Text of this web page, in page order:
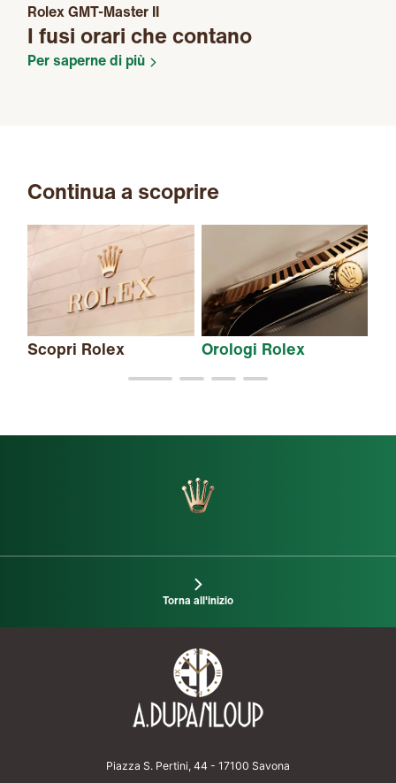
Rolex GMT-Master II
I fusi orari che contano
Per saperne di più
Continua a scoprire
Scopri Rolex Orologi Rolex
Torna all'inizio
Piazza S. Pertini, 44 - 17100 Savona